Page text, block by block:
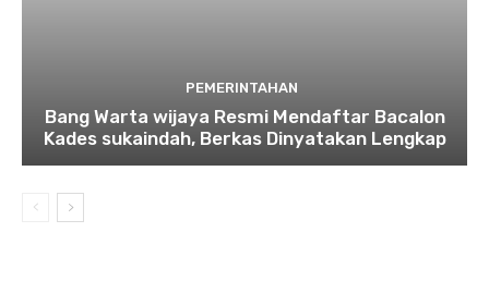
PEMERINTAHAN
Bang Warta wijaya Resmi Mendaftar Bacalon
Kades sukaindah, Berkas Dinyatakan Lengkap